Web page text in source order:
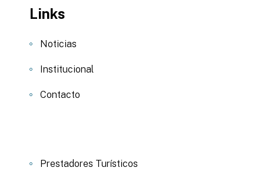
Links
Noticias
Institucional
Contacto
Prestadores Turísticos